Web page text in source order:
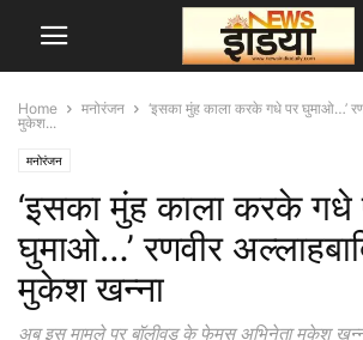
Home मनोरंजन
‘इसका मुंह काला करके गधे पर घुमाओ…’
मुकेश...
मनोरंजन
‘इसका मुंह काला करके गधे
घुमाओ…’ रणवीर
मुकेश खन्ना
अब इस मामले पर बॉलीवुड के फेमस अभिनेता मुकेश